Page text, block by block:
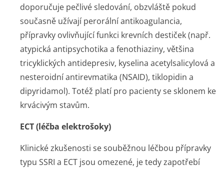
doporučuje pečlivé sledování, obzvláště pokud
současně užívají perorální antikoagulancia,
přípravky ovlivňující funkci krevních destiček (např.
atypická antipsychotika a fenothiaziny, většina
tricyklických antidepresiv, kyselina acetylsalicylová a
nesteroidní antirevmatika (NSAID), tiklopidin a
dipyridamol). Totéž platí pro pacienty se sklonem ke
krvácivým stavům.
ECT (léčba elektrošoky)
Klinické zkušenosti se souběžnou léčbou přípravky
typu SSRI a ECT jsou omezené, je tedy zapotřebí